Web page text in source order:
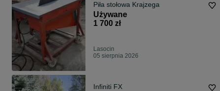
Piła stołowa Krajzega
Używane
1 700 zł
Lasocin
05 sierpnia 2026
Infiniti FX